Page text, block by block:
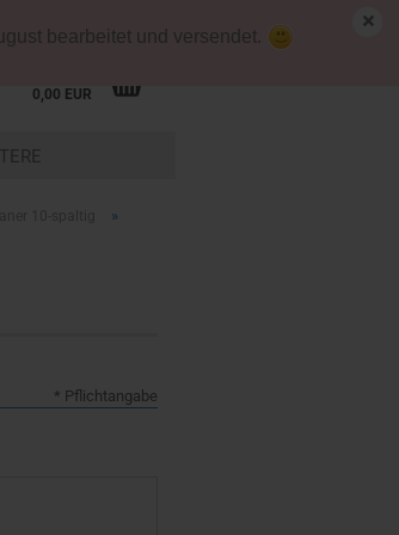
0,00 EUR
bearbeitet und versendet.
10-spaltig »
* Pflichtangabe